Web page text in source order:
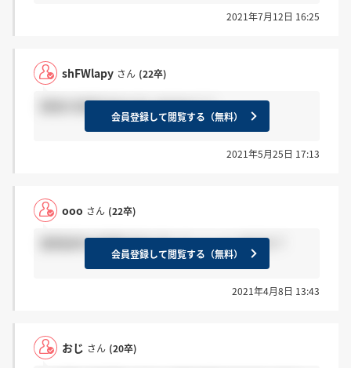
2021年7月12日 16:25
shFWlapy さん (22卒)
面接の結果が出た方いますか？？
会員登録して閲覧する（無料）
2021年5月25日 17:13
ooo さん (22卒)
書類選考の結果が出た方いらっしゃいますか？
会員登録して閲覧する（無料）
2021年4月8日 13:43
おじ さん (20卒)